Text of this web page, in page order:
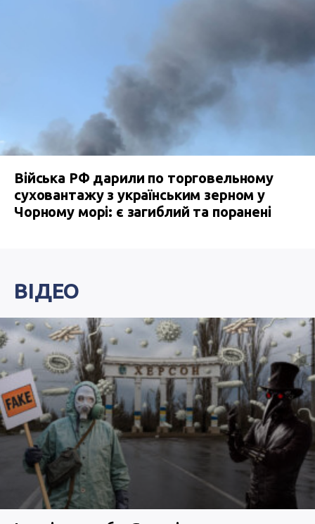
Війська РФ дарили по торговельному
суховантажу з українським зерном у
Чорному морі: є загиблий та поранені
ВІДЕО